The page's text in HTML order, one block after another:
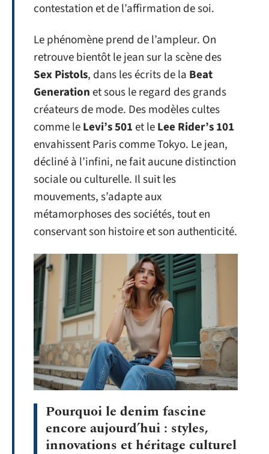
contestation et de l’affirmation de soi.
Le phénomène prend de l’ampleur. On
retrouve bientôt le jean sur la scène des
Sex Pistols, dans les écrits de la Beat
Generationet sous le regard des grands
créateurs de mode. Des modèles cultes
comme leLevi’s 501et leLee Rider’s 101
envahissent Paris comme Tokyo. Le jean,
décliné à l’infini, ne fait aucune distinction
sociale ou culturelle. Il suit les
mouvements, s’adapte aux
métamorphoses des sociétés, tout en
conservant son histoire et son authenticité.
Pourquoi le denim fascine
encore aujourd’hui : styles,
innovations et héritage culturel